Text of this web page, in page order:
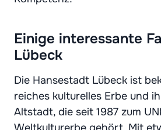
Einige interessante
Lübeck
Die Hansestadt Lübeck ist
reiches kulturelles Erbe und
Altstadt, die seit 1987 zum